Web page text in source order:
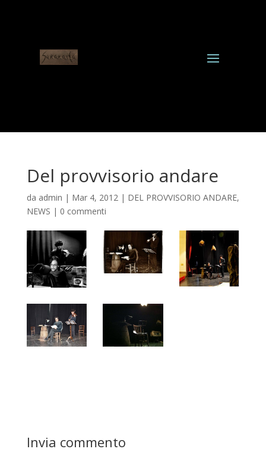
Del provvisorio andare
da admin | Mar 4, 2012| DEL PROVVISORIO ANDARE,
NEWS | 0 commenti
Invia commento